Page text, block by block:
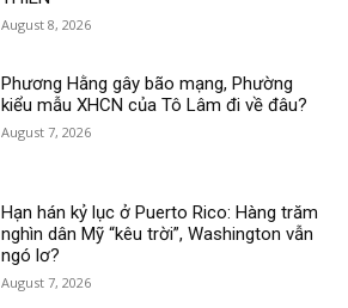
August 8, 2026
Phương Hằng gây bão mạng, Phường
kiểu mẫu XHCN của Tô Lâm đi về đâu?
August 7, 2026
Hạn hán kỷ lục ở Puerto Rico: Hàng trăm
nghìn dân Mỹ “kêu trời”, Washington vẫn
ngó lơ?
August 7, 2026